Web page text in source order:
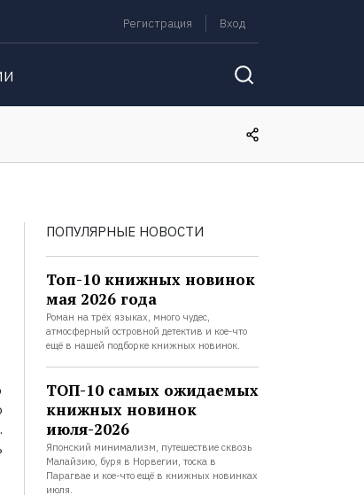
Регистрация Вход
ПОПУЛЯРНЫЕ НОВОСТИ
Топ-10 книжных новинок
мая 2026 года
Роман на трёх языках, много чудес,
атмосферный островной детектив и кое-что
ещё в нашей подборке книжных новинок.
ТОП-10 самых ожидаемых
книжных новинок
июля-2026
Японский минимализм, путешествие сквозь
Малайзию, буря в Норвегии, тоска в
Парагвае и кое-что ещё в книжных новинках
июля.